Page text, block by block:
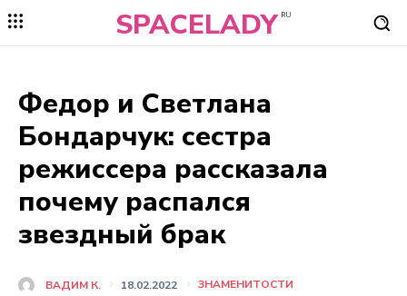
SPACELADY RU
Федор и Светлана
Бондарчук: сестра
режиссера рассказала
почему распался
звездный брак
ВАДИМ К. 18.02.2022 ЗНАМЕНИТОСТИ